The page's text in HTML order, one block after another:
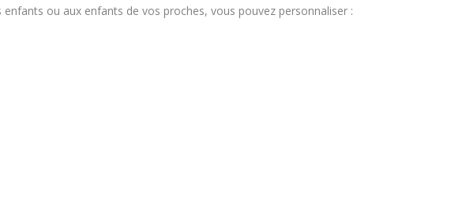
enfants ou aux enfants de vos proches, vous pouvez personnaliser :